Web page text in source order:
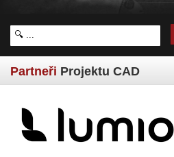
Partneři Projektu CAD